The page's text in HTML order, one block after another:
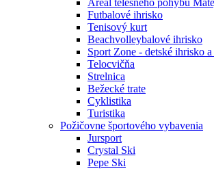
Areál telesného pohybu
Futbalové ihrisko
Tenisový kurt
Beachvolleybalové ihrisko
Sport Zone - detské ihrisko
Telocvičňa
Strelnica
Bežecké trate
Cyklistika
Turistika
Požičovne športového vybavenia
Jursport
Crystal Ski
Pepe Ski